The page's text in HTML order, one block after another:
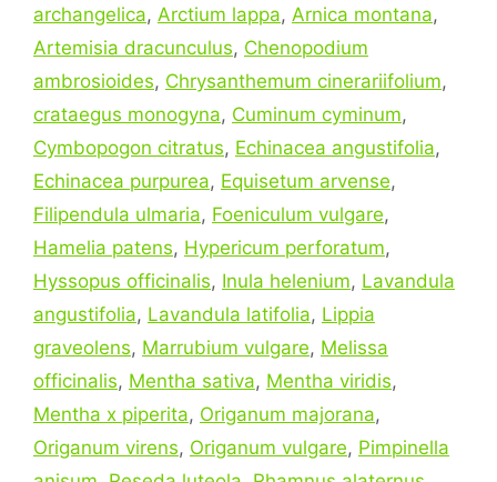
archangelica, Arctium lappa, Arnica montana,
Artemisia dracunculus, Chenopodium
ambrosioides, Chrysanthemum cinerariifolium,
crataegus monogyna, Cuminum cyminum,
Cymbopogon citratus, Echinacea angustifolia,
Echinacea purpurea, Equisetum arvense,
Filipendula ulmaria, Foeniculum vulgare,
Hamelia patens, Hypericum perforatum,
Hyssopus officinalis, Inula helenium, Lavandula
angustifolia, Lavandula latifolia, Lippia
graveolens, Marrubium vulgare, Melissa
officinalis, Mentha sativa, Mentha viridis,
Mentha x piperita, Origanum majorana,
Origanum virens, Origanum vulgare, Pimpinella